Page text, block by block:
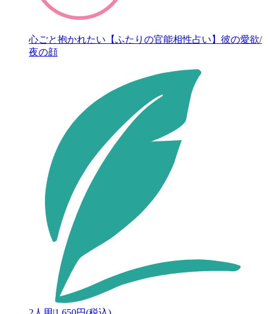
心ごと抱かれたい【ふたりの官能相性占い】彼の愛欲/
夜の顔